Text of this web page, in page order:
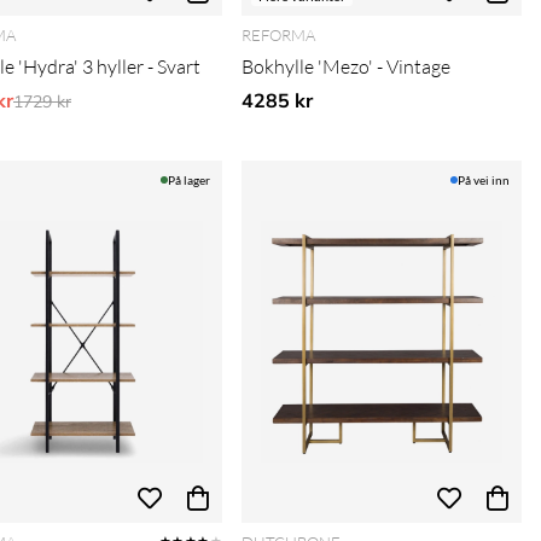
'Hydra' 3 hyller - Svart
Vanlig pris:
1729 kr
REFORMA
Bokhylle 'Mezo' - Vintage
4285 kr
På lager På vei inn